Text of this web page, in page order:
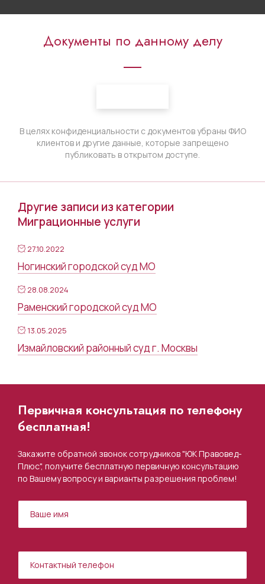
Документы по данному делу
В целях конфиденциальности с документов убраны ФИО
клиентов и другие данные, которые запрещено
публиковать в открытом доступе.
Другие записи из категории
Миграционные услуги
27.10.2022
Ногинский городской суд МО
28.08.2024
Раменский городской суд МО
13.05.2025
Измайловский районный суд г. Москвы
Первичная консультация по телефону
бесплатная!
Закажите обратной звонок сотрудников "ЮК Правовед-
Плюс", получите бесплатную первичную консультацию
по Вашему вопросу и варианты разрешения проблем!